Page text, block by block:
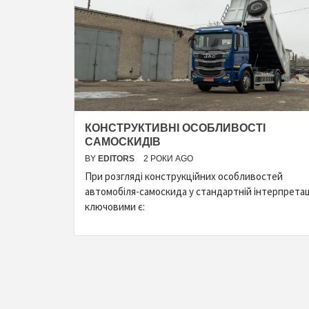
КОНСТРУКТИВНІ ОСОБЛИВОСТІ
САМОСКИДІВ
BY EDITORS 2 РОКИ AGO
При розгляді конструкційних особливостей
автомобіля-самоскида у стандартній
ключовими є: